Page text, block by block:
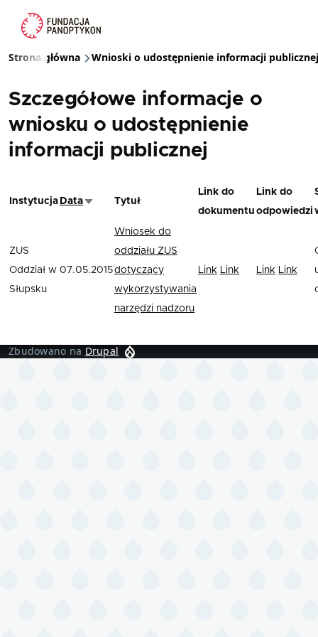
Ścieżka nawigacyjna
Strona główna Wnioski o udostępnienie informacji publicznej
Szczegółowe informacje o
wniosku o udostępnienie
informacji publicznej
Instytucja DataSortuj rosnąco
Tytuł
Link do
dokumentu
Link do
odpowiedzi
ZUS
Oddział w
Słupsku
07.05.2015
Wniosek do
oddziału ZUS
dotyczący
wykorzystywania
narzędzi nadzoru
Link Link Link Link
Zbudowano na Drupal